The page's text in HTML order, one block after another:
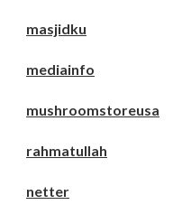
masjidku
mediainfo
mushroomstoreusa
rahmatullah
netter